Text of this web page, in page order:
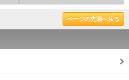
ページの先頭へ戻る